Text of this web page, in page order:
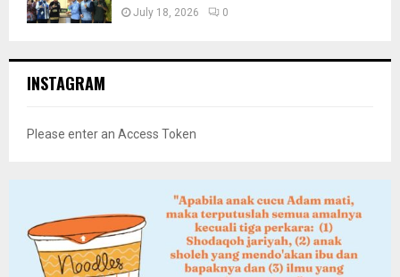
July 18, 2026 0
INSTAGRAM
Please enter an Access Token